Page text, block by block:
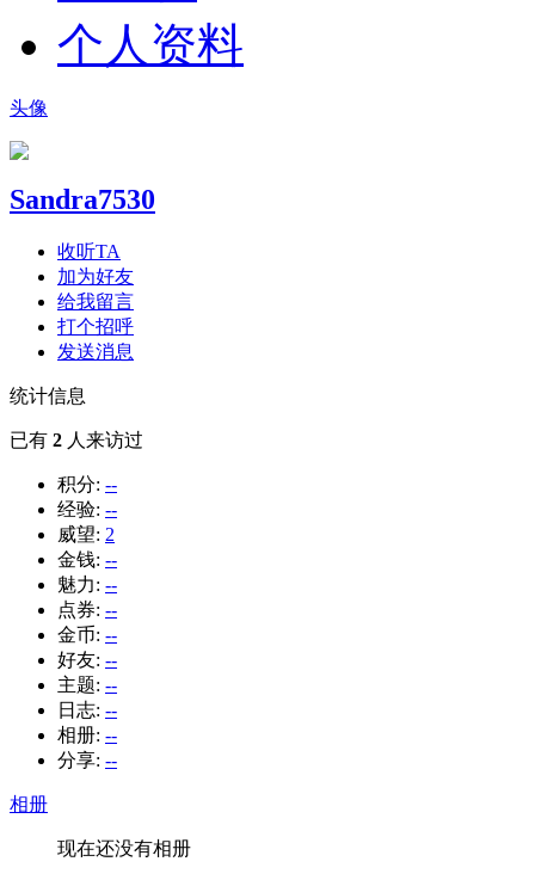
个人资料
头像
Sandra7530
收听TA
加为好友
给我留言
打个招呼
发送消息
统计信息
已有 2 人来访过
积分: --
经验: --
威望: 2
金钱: --
魅力: --
点券: --
金币: --
好友: --
主题: --
日志: --
相册: --
分享: --
相册
现在还没有相册